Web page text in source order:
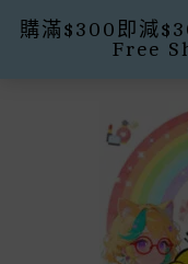
購滿$300即減
Free